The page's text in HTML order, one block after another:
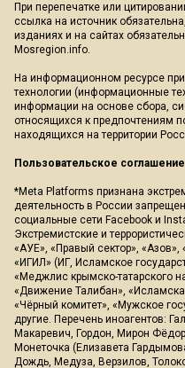
При перепечатке или
ссылка на источник
изданиях и на сайтах
Mosregion.info.
На информационном ресурсе
технологии (информационные
информации на основе сбора,
относящихся к предпочтениям
находящихся на территории
Пользовательское соглашение
*Meta Platforms признана
деятельность в России
социальные сети Facebook и
Экстремистские и
«АУЕ», «Правый сектор»,
«ИГИЛ» (ИГ, Исламское
«Меджлис крымско-татарского
«Движение Талибан»,
«Чёрный комитет», «Мужское
другие. Перечень иноагентов:
Макаревич, Гордон, Мирон
Монеточка (Елизавета
Дождь, Медуза, Верзилов,